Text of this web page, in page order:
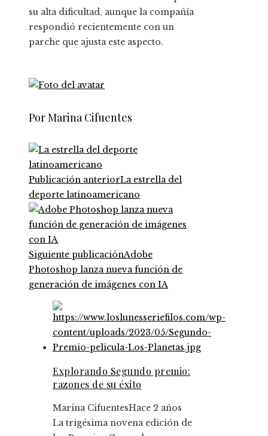
su alta dificultad, aunque la compañía
respondió recientemente con un
parche que ajusta este aspecto.
Por Marina Cifuentes
Publicación anteriorLa estrella del
deporte latinoamericano
Siguiente publicaciónAdobe
Photoshop lanza nueva función de
generación de imágenes con IA
Explorando Segundo premio:
razones de su éxito
Marina CifuentesHace 2 años
La trigésima novena edición de